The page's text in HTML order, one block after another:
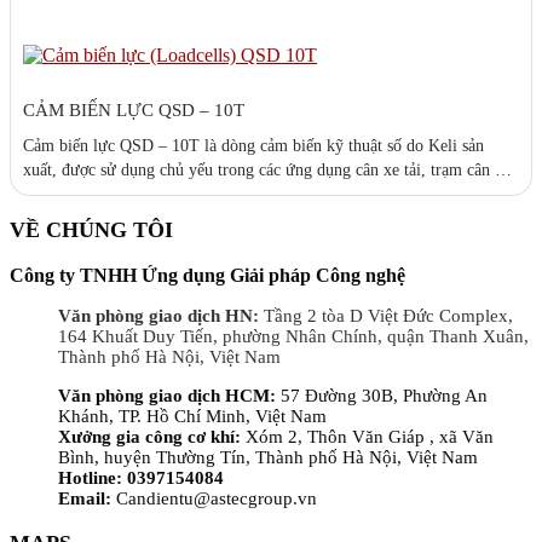
CẢM BIẾN LỰC QSD – 10T
Cảm biến lực QSD – 10T là dòng cảm biến kỹ thuật số do Keli sản
xuất, được sử dụng chủ yếu trong các ứng dụng cân xe tải, trạm cân ô
tô điện tử, và các hệ thống cân công suất lớn. Với tải trọng từ 5 tấn đến
50 tấn, QSD là một...
VỀ CHÚNG TÔI
Công ty TNHH Ứng dụng Giải pháp Công nghệ
Văn phòng giao dịch HN: Tầng 2 tòa D Việt Đức Complex,
164 Khuất Duy Tiến, phường Nhân Chính, quận Thanh Xuân,
Thành phố Hà Nội, Việt Nam
Văn phòng giao dịch HCM: 57 Đường 30B, Phường An
Khánh, TP. Hồ Chí Minh, Việt Nam
Xưởng gia công cơ khí: Xóm 2, Thôn Văn Giáp , xã Văn
Bình, huyện Thường Tín, Thành phố Hà Nội, Việt Nam
Hotline: 0397154084
Email: Candientu@astecgroup.vn